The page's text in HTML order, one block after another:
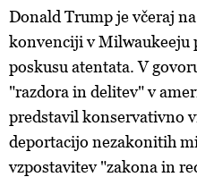
Donald Trump je včeraj
konvenciji v Milwaukeeju
poskusu atentata. V
"razdora in delitev" v
predstavil konservativno
deportacijo nezakonitih
vzpostavitev "zakona in